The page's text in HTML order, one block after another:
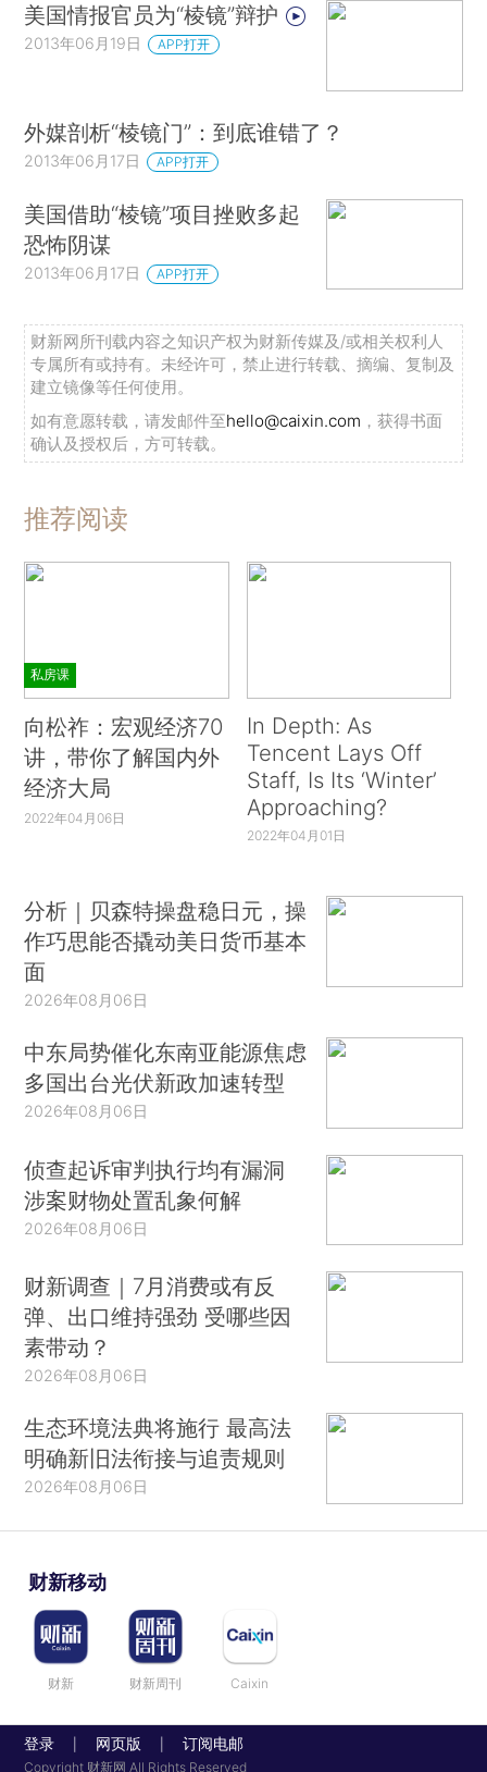
美国情报官员为“棱镜”辩护
2013年06月19日 APP打开
外媒剖析“棱镜门”：到底谁错了？
2013年06月17日 APP打开
美国借助“棱镜”项目挫败多起
恐怖阴谋
2013年06月17日 APP打开
财新网所刊载内容之知识产权为财新传媒及/或相关权利人
专属所有或持有。未经许可，禁止进行转载、摘编、复制及
建立镜像等任何使用。
如有意愿转载，请发邮件至hello@caixin.com ，获得书面
确认及授权后，方可转载。
推荐阅读
私房课
向松祚：宏观经济70
讲，带你了解国内外
经济大局
2022年04月06日
In Depth: As
Tencent Lays Off
Staff, Is Its ‘Winter’
Approaching?
2022年04月01日
分析｜贝森特操盘稳日元，操
作巧思能否撬动美日货币基本
面
2026年08月06日
中东局势催化东南亚能源焦虑
多国出台光伏新政加速转型
2026年08月06日
侦查起诉审判执行均有漏洞
涉案财物处置乱象何解
2026年08月06日
财新调查｜7月消费或有反
弹、出口维持强劲 受哪些因
素带动？
2026年08月06日
生态环境法典将施行 最高法
明确新旧法衔接与追责规则
2026年08月06日
财新移动
财新 财新周刊 Caixin
登录 网页版 订阅电邮
Copyright 财新网 All Rights Reserved